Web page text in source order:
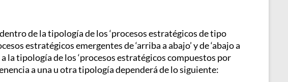
de la tipología de los ‘procesos estratégicos de tipo
estratégicos emergentes de ‘arriba a abajo’ y de ‘abajo a
la tipología de los ‘procesos estratégicos compuestos por
a una u otra tipología dependerá de lo siguiente: